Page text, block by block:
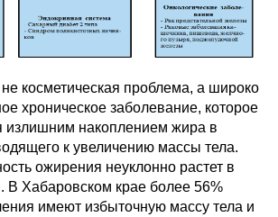
косметическая проблема, а широко
хроническое заболевание, которое
излишним накоплением жира в
к увеличению массы тела.
ожирения неуклонно растет в
В Хабаровском крае более 56%
имеют избыточную массу тела и